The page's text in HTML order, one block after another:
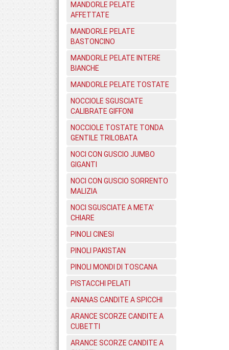
MANDORLE PELATE
AFFETTATE
MANDORLE PELATE
BASTONCINO
MANDORLE PELATE INTERE
BIANCHE
MANDORLE PELATE TOSTATE
NOCCIOLE SGUSCIATE
CALIBRATE GIFFONI
NOCCIOLE TOSTATE TONDA
GENTILE TRILOBATA
NOCI CON GUSCIO JUMBO
GIGANTI
NOCI CON GUSCIO SORRENTO
MALIZIA
NOCI SGUSCIATE A META'
CHIARE
PINOLI CINESI
PINOLI PAKISTAN
PINOLI MONDI DI TOSCANA
PISTACCHI PELATI
ANANAS CANDITE A SPICCHI
ARANCE SCORZE CANDITE A
CUBETTI
ARANCE SCORZE CANDITE A